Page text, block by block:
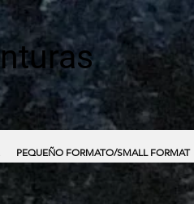
PEQUEÑO FORMATO/SMALL FORMAT